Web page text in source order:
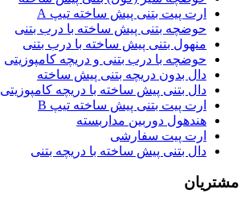
ارت پیت بتنی پیش ساخته تیپ A
حوضچه بتنی پیش ساخته با درب بتنی
منهول بتنی پیش ساخته با درب بتنی
حوضچه با درب بتنی و دریچه کامپوزیتی
دال بدون دریچه بتنی پیش ساخته
دال بتنی پیش ساخته با دریچه کامپوزیتی
ارت پیت بتنی پیش ساخته تیپ B
هندهول دوربین مداربسته
ارت پیت سفارشی
دال بتنی پیش ساخته با دریچه بتنی
مشتریان